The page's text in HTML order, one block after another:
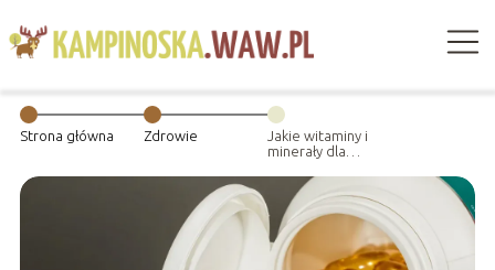
Strona główna Zdrowie
Jakie witaminy i
minerały dla
mężczyzn warto
suplementować?